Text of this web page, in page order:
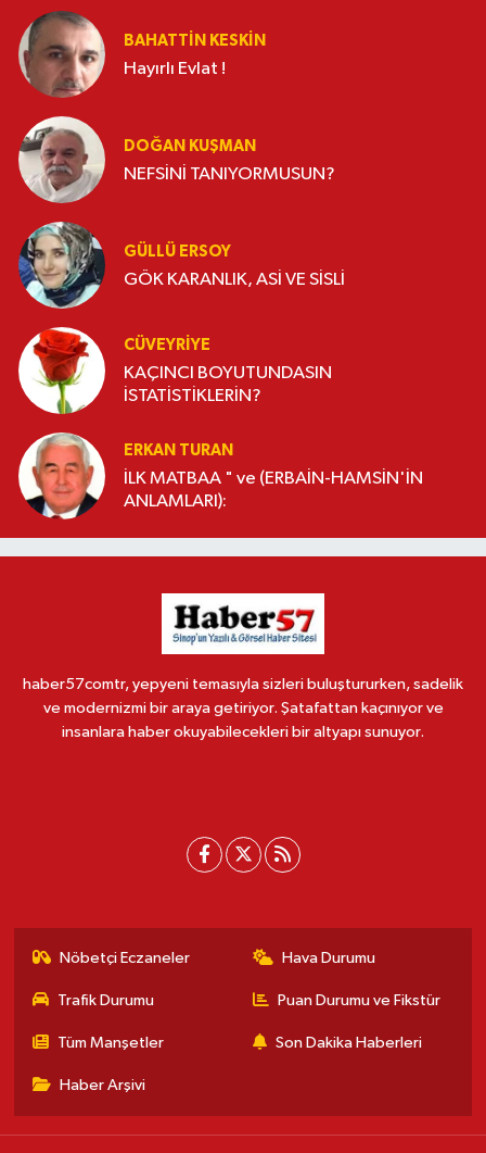
BAHATTIN KESKİN
Hayırlı Evlat !
DOĞAN KUŞMAN
NEFSİNİ TANIYORMUSUN?
GÜLLÜ ERSOY
GÖK KARANLIK, ASİ VE SİSLİ
CÜVEYRIYE
KAÇINCI BOYUTUNDASIN
İSTATİSTİKLERİN?
ERKAN TURAN
İLK MATBAA " ve (ERBAİN-HAMSİN'İN
ANLAMLARI):
haber57comtr, yepyeni temasıyla sizleri buluştururken, sadelik
ve modernizmi bir araya getiriyor. Şatafattan kaçınıyor ve
insanlara haber okuyabilecekleri bir altyapı sunuyor.
Nöbetçi Eczaneler Hava Durumu
Trafik Durumu Puan Durumu ve Fikstür
Tüm Manşetler Son Dakika Haberleri
Haber Arşivi